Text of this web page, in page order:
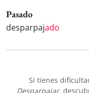
Pasado
desparpajado
Si tienes
Desparpajar,